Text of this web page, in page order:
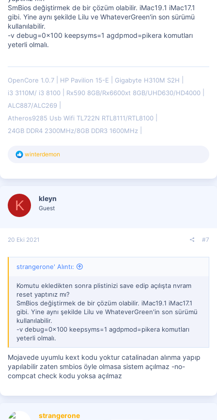
SmBios değiştirmek de bir çözüm olabilir. iMac19.1 iMac17.1
gibi. Yine aynı şekilde Lilu ve WhateverGreen'in son sürümü
kullanılabilir.
-v debug=0x100 keepsyms=1 agdpmod=pikera komutları
yeterli olmalı.
OpenCore 1.0.7 HP Pavilion 15-E
Gigabyte H310M S2H
i3 3110M/ i3 8100
Rx590 8GB/Rx6600xt 8GB/UHD630/HD4000
ALC887/ALC269
Atheros9285 Usb Wifi TL722N RTL8111/RTL8100
24GB DDR4 2300MHz/8GB DDR3 1600MHz
T
k
:
winterdemon
K kleyn
Guest
20 Eki 2021 #7
strangerone' Alıntı:
Komutu ekledikten sonra plistinizi save edip açılışta nvram
reset yaptınız mı?
SmBios değiştirmek de bir çözüm olabilir. iMac19.1 iMac17.1
gibi. Yine aynı şekilde Lilu ve WhateverGreen'in son sürümü
kullanılabilir.
-v debug=0x100 keepsyms=1 agdpmod=pikera komutları
yeterli olmalı.
Mojavede uyumlu kext kodu yoktur catalinadan alınma yapıp
yapılabilir zaten smbios öyle olmasa sistem açılmaz -no-
compcat check kodu yoksa açılmaz
strangerone